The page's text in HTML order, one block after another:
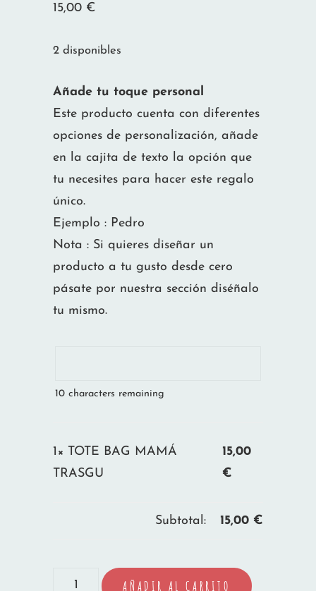
15,00 €
2 disponibles
Añade tu toque personal
Este producto cuenta con diferentes
opciones de personalización, añade
en la cajita de texto la opción que
tu necesites para hacer este regalo
único.
Ejemplo : Pedro
Nota : Si quieres diseñar un
producto a tu gusto desde cero
pásate por nuestra sección diséñalo
tu mismo.
10 characters remaining
1× TOTE BAG MAMÁ
TRASGU
15,00
€
Subtotal: 15,00 €
TOTE
AÑADIR AL CARRITO